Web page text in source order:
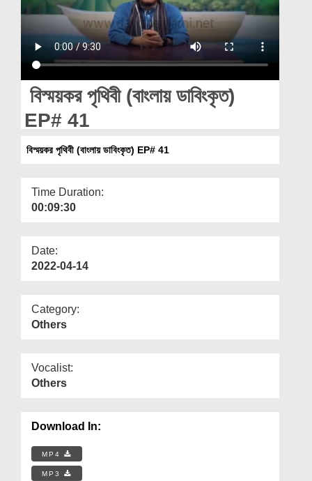
Magazine
বিস্ময়কর পৃথিবী (বাংলায় ডাবিংকৃত)
EP# 41
বিস্ময়কর পৃথিবী (বাংলায় ডাবিংকৃত) EP# 41
Time Duration:
00:09:30
Date:
2022-04-14
Category:
Others
Vocalist:
Others
Download In:
MP4
MP3